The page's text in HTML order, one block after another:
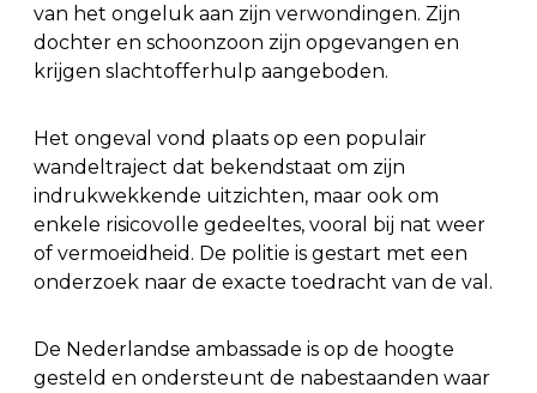
van het ongeluk aan zijn verwondingen. Zijn
dochter en schoonzoon zijn opgevangen en
krijgen slachtofferhulp aangeboden.
Het ongeval vond plaats op een populair
wandeltraject dat bekendstaat om zijn
indrukwekkende uitzichten, maar ook om
enkele risicovolle gedeeltes, vooral bij nat weer
of vermoeidheid. De politie is gestart met een
onderzoek naar de exacte toedracht van de val.
De Nederlandse ambassade is op de hoogte
gesteld en ondersteunt de nabestaanden waar